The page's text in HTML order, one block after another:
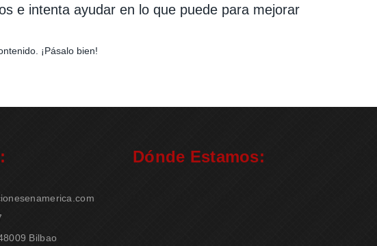
e intenta ayudar en lo que puede para mejorar
¡Pásalo bien!
Bilbao
Dónde Estamos: